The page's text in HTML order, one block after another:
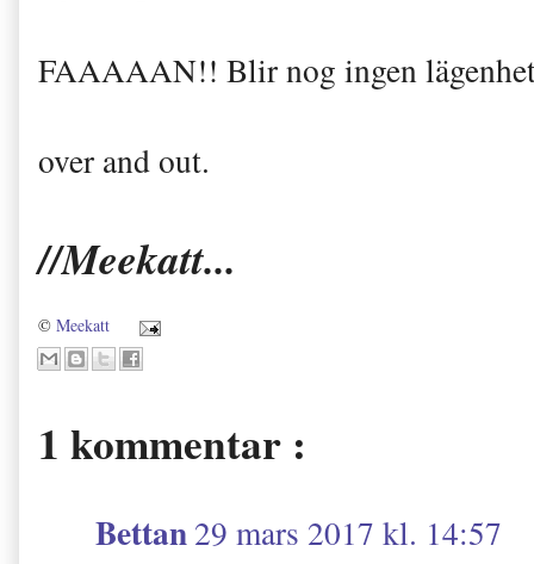
FAAAAAN!! Blir nog ingen
over and out.
//Meekatt...
© Meekatt
1 kommentar :
Bettan29 mars 2017 kl. 14:57